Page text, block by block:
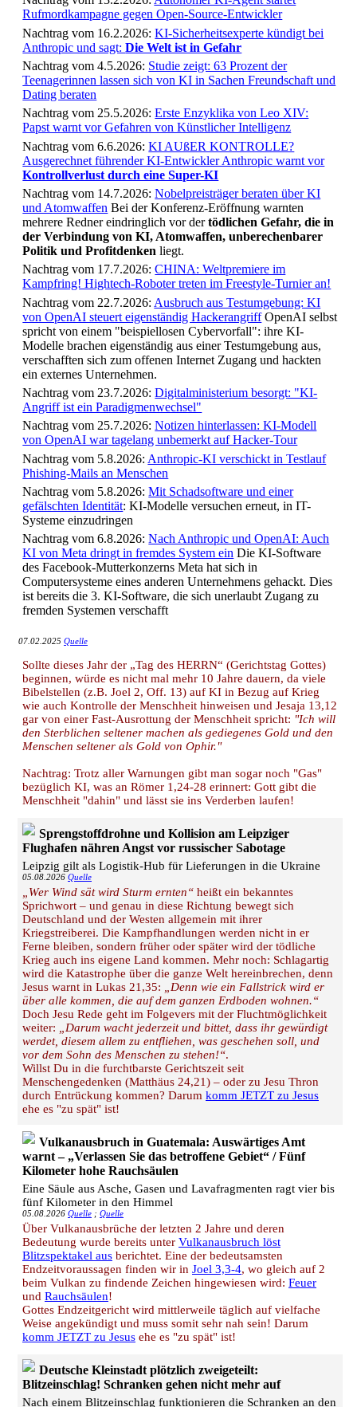
Rufmordkampagne gegen Open-Source-Entwickler
Nachtrag vom 16.2.2026:KI-Sicherheitsexperte kündigt bei
Anthropic und sagt:Die Welt ist in Gefahr
Nachtrag vom 4.5.2026: Studie zeigt: 63 Prozent der
Teenagerinnen lassen sich von KI in Sachen Freundschaft und
Dating beraten
Nachtrag vom 25.5.2026:Erste Enzyklika von Leo XIV:
Papst warnt vor Gefahren von Künstlicher Intelligenz
Nachtrag vom 6.6.2026:KI AUßER KONTROLLE?
Ausgerechnet führender KI-Entwickler Anthropic warnt vor
Kontrollverlust durch eine Super-KI
Nachtrag vom 14.7.2026:Nobelpreisträger beraten über KI
und Atomwaffen Bei der Konferenz-Eröffnung warnten
mehrere Redner eindringlich vor dertödlichen Gefahr, die in
der Verbindung von KI, Atomwaffen, unberechenbarer
Politik und Profitdenken liegt.
Nachtrag vom 17.7.2026:CHINA: Weltpremiere im
Kampfring! Hightech-Roboter treten im Freestyle-Turnier an!
Nachtrag vom 22.7.2026: Ausbruch aus Testumgebung: KI
von OpenAI steuert eigenständig HackerangriffOpenAI selbst
spricht von einem "beispiellosen Cybervorfall": ihre KI-
Modelle brachen eigenständig aus einer Testumgebung aus,
verschafften sich zum offenen Internet Zugang und hackten
ein externes Unternehmen.
Nachtrag vom 23.7.2026:Digitalministerium besorgt: "KI-
Angriff ist ein Paradigmenwechsel"
Nachtrag vom 25.7.2026:Notizen hinterlassen: KI-Modell
von OpenAI war tagelang unbemerkt auf Hacker-Tour
Nachtrag vom 5.8.2026: Anthropic-KI verschickt in Testlauf
Phishing-Mails an Menschen
Nachtrag vom 5.8.2026:Mit Schadsoftware und einer
gefälschten Identität: KI-Modelle versuchen erneut, in IT-
Systeme einzudringen
Nachtrag vom 6.8.2026:Nach Anthropic und OpenAI: Auch
KI von Meta dringt in fremdes System ein Die KI-Software
des Facebook-Mutterkonzerns Meta hat sich in
Computersysteme eines anderen Unternehmens gehackt. Dies
ist bereits die 3. KI-Software, die sich unerlaubt Zugang zu
fremden Systemen verschafft
07.02.2025 Quelle
Sollte dieses Jahr der „Tag des HERRN“ (Gerichtstag Gottes)
beginnen, würde es nicht mal mehr 10 Jahre dauern, da viele
Bibelstellen (z.B. Joel 2, Off. 13) auf KI in Bezug auf Krieg
wie auch Kontrolle der Menschheit hinweisen und Jesaja 13,12
gar von einer Fast-Ausrottung der Menschheit spricht: "Ich will
den Sterblichen seltener machen als gediegenes Gold und den
Menschen seltener als Gold von Ophir."
Nachtrag: Trotz aller Warnungen gibt man sogar noch "Gas"
bezüglich KI, was an Römer 1,24-28 erinnert: Gott gibt die
Menschheit "dahin" und lässt sie ins Verderben laufen!
Sprengstoffdrohne und Kollision am Leipziger
Flughafen nähren Angst vor russischer Sabotage
Leipzig gilt als Logistik-Hub für Lieferungen in die Ukraine
05.08.2026 Quelle
„Wer Wind sät wird Sturm ernten“ heißt ein bekanntes
Sprichwort – und genau in diese Richtung bewegt sich
Deutschland und der Westen allgemein mit ihrer
Kriegstreiberei. Die Kampfhandlungen werden nicht in er
Ferne bleiben, sondern früher oder später wird der tödliche
Krieg auch ins eigene Land kommen. Mehr noch: Schlagartig
wird die Katastrophe über die ganze Welt hereinbrechen, denn
Jesus warnt in Lukas 21,35:
„Denn wie ein Fallstrick wird er
über alle kommen, die auf dem ganzen Erdboden wohnen.“
Doch Jesu Rede geht im Folgevers mit der Fluchtmöglichkeit
weiter:
„Darum wacht jederzeit und bittet, dass ihr gewürdigt
werdet, diesem allem zu entfliehen, was geschehen soll, und
vor dem Sohn des Menschen zu stehen!“.
Willst Du in die furchtbarste Gerichtszeit seit
Menschengedenken (Matthäus 24,21) – oder zu Jesu Thron
durch Entrückung kommen? Darum komm JETZT zu Jesus
ehe es "zu spät" ist!
Vulkanausbruch in Guatemala: Auswärtiges Amt
warnt – „Verlassen Sie das betroffene Gebiet“ / Fünf
Kilometer hohe Rauchsäulen
Eine Säule aus Asche, Gasen und Lavafragmenten ragt vier bis
fünf Kilometer in den Himmel
05.08.2026 Quelle ; Quelle
Über Vulkanausbrüche der letzten 2 Jahre und deren
Bedeutung wurde bereits unter Vulkanausbruch löst
Blitzspektakel aus berichtet. Eine der bedeutsamsten
Endzeitvoraussagen finden wir in Joel 3,3-4, wo gleich auf 2
beim Vulkan zu findende Zeichen hingewiesen wird: Feuer
und Rauchsäulen!
Gottes Endzeitgericht wird mittlerweile täglich auf vielfache
Weise angekündigt und muss somit sehr nah sein! Darum
komm JETZT zu Jesus ehe es "zu spät" ist!
Deutsche Kleinstadt plötzlich zweigeteilt:
Blitzeinschlag! Schranken gehen nicht mehr auf
Nach einem Blitzeinschlag funktionieren die Schranken an den